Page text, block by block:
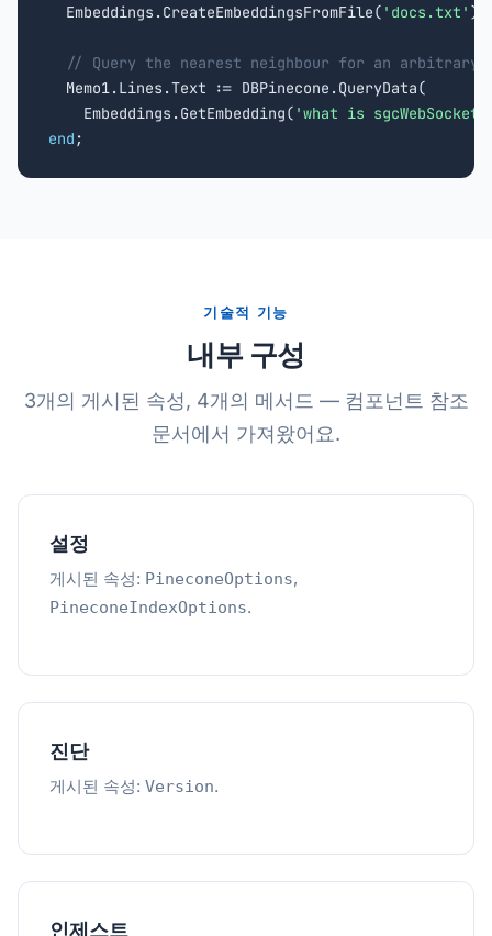
  Embeddings.CreateEmbeddingsFromFile(
'docs.txt' );
// Query the nearest neighbour for an arbitrary
  Memo1.Lines.Text := DBPinecone.QueryData(
    Embeddings.GetEmbedding(
'what is
end ;
기술적 기능
내부 구성
3개의 게시된 속성, 4개의 메서드 — 컴포넌트 참조
문서에서 가져왔어요.
설정
게시된 속성: PineconeOptions,
PineconeIndexOptions.
진단
게시된 속성: Version.
인제스트